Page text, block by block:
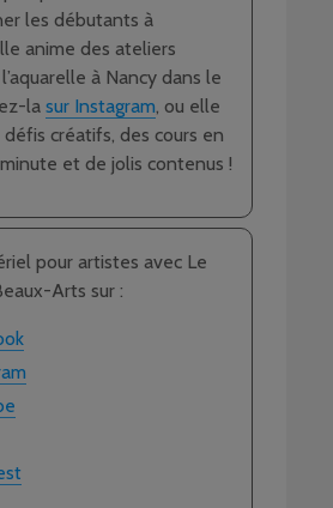
les débutants à
anime des ateliers
à Nancy dans le
la sur Instagram, ou elle
créatifs, des cours en
et de jolis contenus !
pour artistes avec Le
Arts sur :